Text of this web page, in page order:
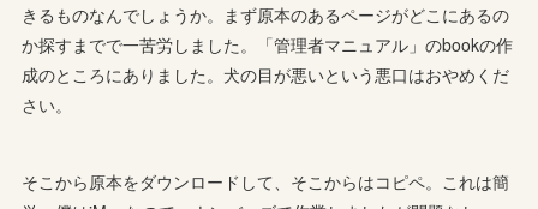
きるものなんでしょうか。まず原本のあるページがどこにあるの
か探すまでで一苦労しました。「管理者マニュアル」のbookの作
成のところにありました。犬の目が悪いという悪口はおやめくだ
さい。
そこから原本をダウンロードして、そこからはコピペ。これは簡